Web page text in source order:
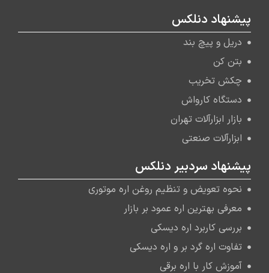
پیشنهاد دنلکس
دریل و پیچ بند
بتن کن
چکش تخریب
دستگاه کارواش
بازار ابزارآلات تهران
ابزارآلات صنعتی
پیشنهاد سردبیر دنلکس
نحوه تعویض و تنظیم روغن اره موتوری
معرفی بهترین اره عمود بر بازار
بررسی کاربرد اره دیسکی
تفاوت اره گرد بر و اره دیسکی
آموزش کار با اره برقی